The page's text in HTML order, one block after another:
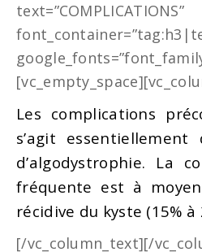
text=”COMPLICATIONS”
Les complications
s’agit essentiellement
d’algodystrophie. La
fréquente est à
récidive du kyste (15% à
[/vc_column_text][/